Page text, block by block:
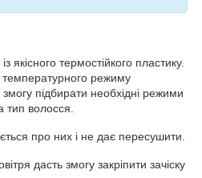
якісного термостійкого пластику.
режиму
підбирати необхідні режими
тип волосся.
про них і не дає пересушити.
дасть змогу закріпити зачіску